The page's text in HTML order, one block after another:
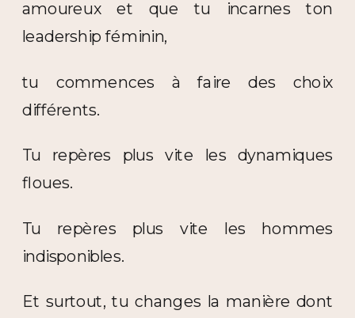
amoureux et que tu incarnes ton
leadership féminin,
tu commences à faire des choix
différents.
Tu repères plus vite les dynamiques
floues.
Tu repères plus vite les hommes
indisponibles.
Et surtout, tu changes la manière dont